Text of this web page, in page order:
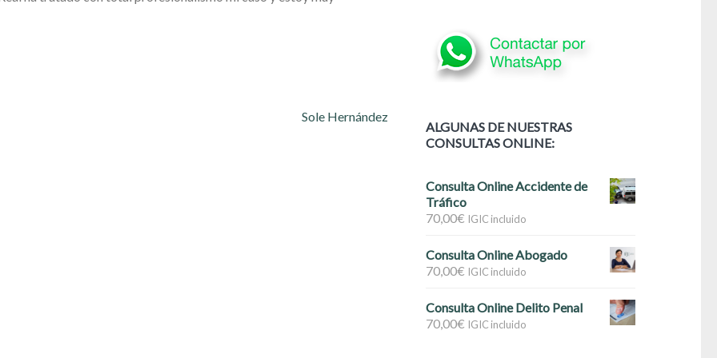
Sole Hernández
ALGUNAS DE NUESTRAS
CONSULTAS ONLINE:
Consulta Online Accidente de
Tráfico
70,00€ IGIC incluido
Consulta Online Abogado
70,00€ IGIC incluido
Consulta Online Delito Penal
70,00€ IGIC incluido